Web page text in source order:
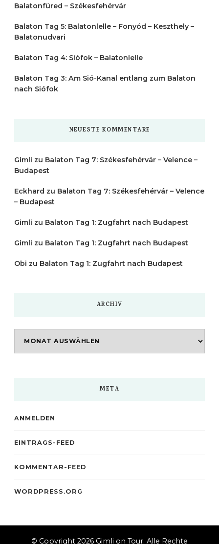
Balatonfüred – Székesfehérvár
Balaton Tag 5: Balatonlelle – Fonyód – Keszthely –
Balatonudvari
Balaton Tag 4: Siófok – Balatonlelle
Balaton Tag 3: Am Sió-Kanal entlang zum Balaton
nach Siófok
NEUESTE KOMMENTARE
Gimli zu Balaton Tag 7: Székesfehérvár – Velence –
Budapest
Eckhard zu Balaton Tag 7: Székesfehérvár – Velence
– Budapest
Gimli zu Balaton Tag 1: Zugfahrt nach Budapest
Gimli zu Balaton Tag 1: Zugfahrt nach Budapest
Obi zu Balaton Tag 1: Zugfahrt nach Budapest
ARCHIV
META
ANMELDEN
EINTRAGS-FEED
KOMMENTAR-FEED
WORDPRESS.ORG
© Copyright 2026 Gimli on Tour. Alle Rechte